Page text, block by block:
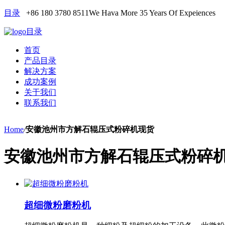
目录 +86 180 3780 8511We Hava More 35 Years Of Expeiences
目录
首页
产品目录
解决方案
成功案例
关于我们
联系我们
Home/安徽池州市方解石辊压式粉碎机现货
安徽池州市方解石辊压式粉碎
超细微粉磨粉机